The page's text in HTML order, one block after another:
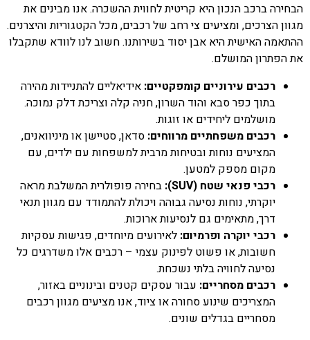
הבחירה ברכב הנכון היא קריטית לחווית ההשכרה. אנו מבינים את
מגוון הצרכים, ומציעים צי רחב של רכבים, מכל הקטגוריות והיצרנים.
ההתאמה האישית היא אבן יסוד בשירותנו. חשוב לנו לוודא שתקבלו
את הפתרון המושלם.
רכבים עירוניים קומפקטיים: אידיאליים להתניידות מהירה
בתוך כפר סבא והוד השרון, חניה קלה וצריכת דלק נמוכה.
מושלמים ליחידים או זוגות.
רכבים משפחתיים מרווחים: סדאן, סטיישן או מיניוואנים,
המציעים נוחות ובטיחות מרבית למשפחות עם ילדים, עם
מקום מספק למטען.
רכבי פנאי שטח (SUV):
בחירה פופולרית המשלבת מראה
יוקרתי, נוחות נסיעה גבוהה ויכולת להתמודד עם מגוון תנאי
דרך, מתאימים גם לנסיעות ארוכות.
רכבי יוקרה ופרמיום: לאירועים מיוחדים, פגישות עסקיות
חשובות, או פשוט לפינוק עצמי – רכבים אלו משדרגים כל
נסיעה לחוויה בלתי נשכחת.
רכבים מסחריים: עבור עסקים קטנים ובינוניים באזור,
המצריכים שינוע סחורה או ציוד, אנו מציעים מגוון רכבים
מסחריים בגדלים שונים.